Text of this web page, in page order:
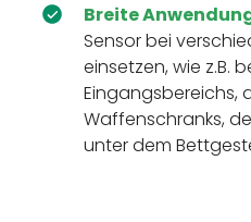
Breite
Sensor bei
einsetzen, wie z.B.
Eingangsbereichs,
Waffenschranks,
unter dem